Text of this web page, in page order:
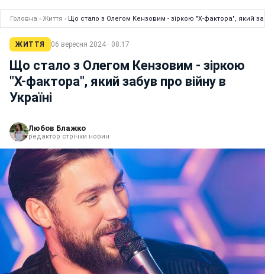
Головна › Життя › Що стало з Олегом Кензовим - зіркою "Х-фактора", який
ЖИТТЯ 06 вересня 2024 · 08:17
Що стало з Олегом Кензовим - зіркою
"Х-фактора", який забув про війну в
Україні
Любов Блажко
редактор стрічки новин